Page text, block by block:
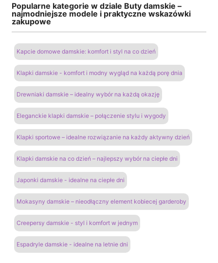
Popularne kategorie w dziale Buty damskie –
najmodniejsze modele i praktyczne wskazówki
zakupowe
Kapcie domowe damskie: komfort i styl na co dzień
Klapki damskie - komfort i modny wygląd na każdą porę dnia
Drewniaki damskie – idealny wybór na każdą okazję
Eleganckie klapki damskie – połączenie stylu i wygody
Klapki sportowe – idealne rozwiązanie na każdy aktywny dzień
Klapki damskie na co dzień – najlepszy wybór na ciepłe dni
Japonki damskie - idealne na ciepłe dni
Mokasyny damskie – nieodłączny element kobiecej garderoby
Creepersy damskie - styl i komfort w jednym
Espadryle damskie - idealne na letnie dni